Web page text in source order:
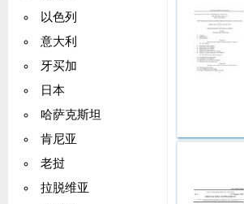
以色列
意大利
牙买加
日本
哈萨克斯坦
肯尼亚
老挝
拉脱维亚